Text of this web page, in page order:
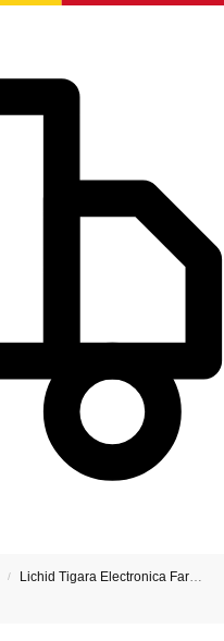
/ Lichid Tigara Electronica Fara Nicotina